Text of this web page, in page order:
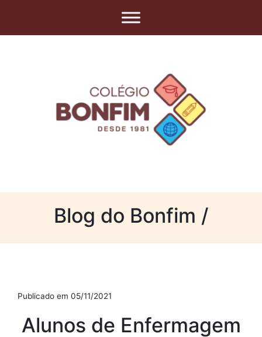
Blog do Bonfim /
Publicado em 05/11/2021
Alunos de Enfermagem